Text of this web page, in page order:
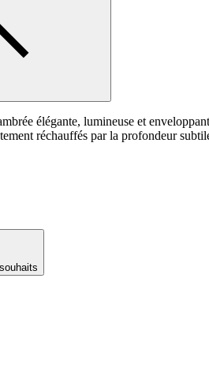
élégante, lumineuse et
réchauffés par la profondeur